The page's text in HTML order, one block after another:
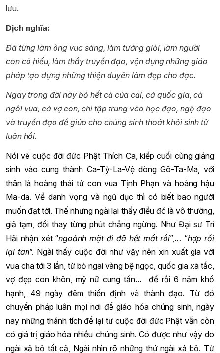
lưu.
Dịch nghĩa:
Đã từng làm ông vua sáng, làm tướng giỏi, làm người
con có hiếu, làm thầy truyền đạo, vận dụng những giáo
pháp tạo dựng những thiện duyên làm đẹp cho đạo.
Ngay trong đời này bỏ hết cả của cải, cả quốc gia, cả
ngôi vua, cả vợ con, chỉ tập trung vào học đạo, ngộ đạo
và truyền đạo để giúp cho chúng sinh thoát khỏi sinh tử
luân hồi.
Nói về cuộc đời đức Phật Thích Ca, kiếp cuối cùng giáng
sinh vào cung thành Ca-Tỳ-La-Vệ dòng Gô-Ta-Ma, với
thân là hoàng thái tử con vua Tịnh Phạn và hoàng hậu
Ma-da. Về danh vọng và ngũ dục thì có biết bao người
muốn đạt tới. Thế nhưng ngài lại thấy điều đó là vô thường,
giả tạm, đổi thay từng phút chẳng ngừng. Như Đại sư Trí
Hải nhận xét “ngoảnh mặt đi đã hết mất rồi”,… “hợp rồi
lại tan”. Ngài thấy cuộc đời như vậy nên xin xuất gia với
vua cha tới 3 lần, từ bỏ ngai vàng bệ ngọc, quốc gia xã tắc,
vợ đẹp con khôn, mỹ nữ cung tần… để rồi 6 năm khổ
hạnh, 49 ngày đêm thiền định và thành đạo. Từ đó
chuyển pháp luân mọi nơi để giáo hóa chúng sinh, ngày
nay những thánh tích để lại từ cuộc đời đức Phật vẫn còn
có giá trị giáo hóa nhiều chúng sinh. Có được như vậy do
ngài xả bỏ tất cả, Ngài nhìn rõ những thứ ngài xả bỏ. Từ